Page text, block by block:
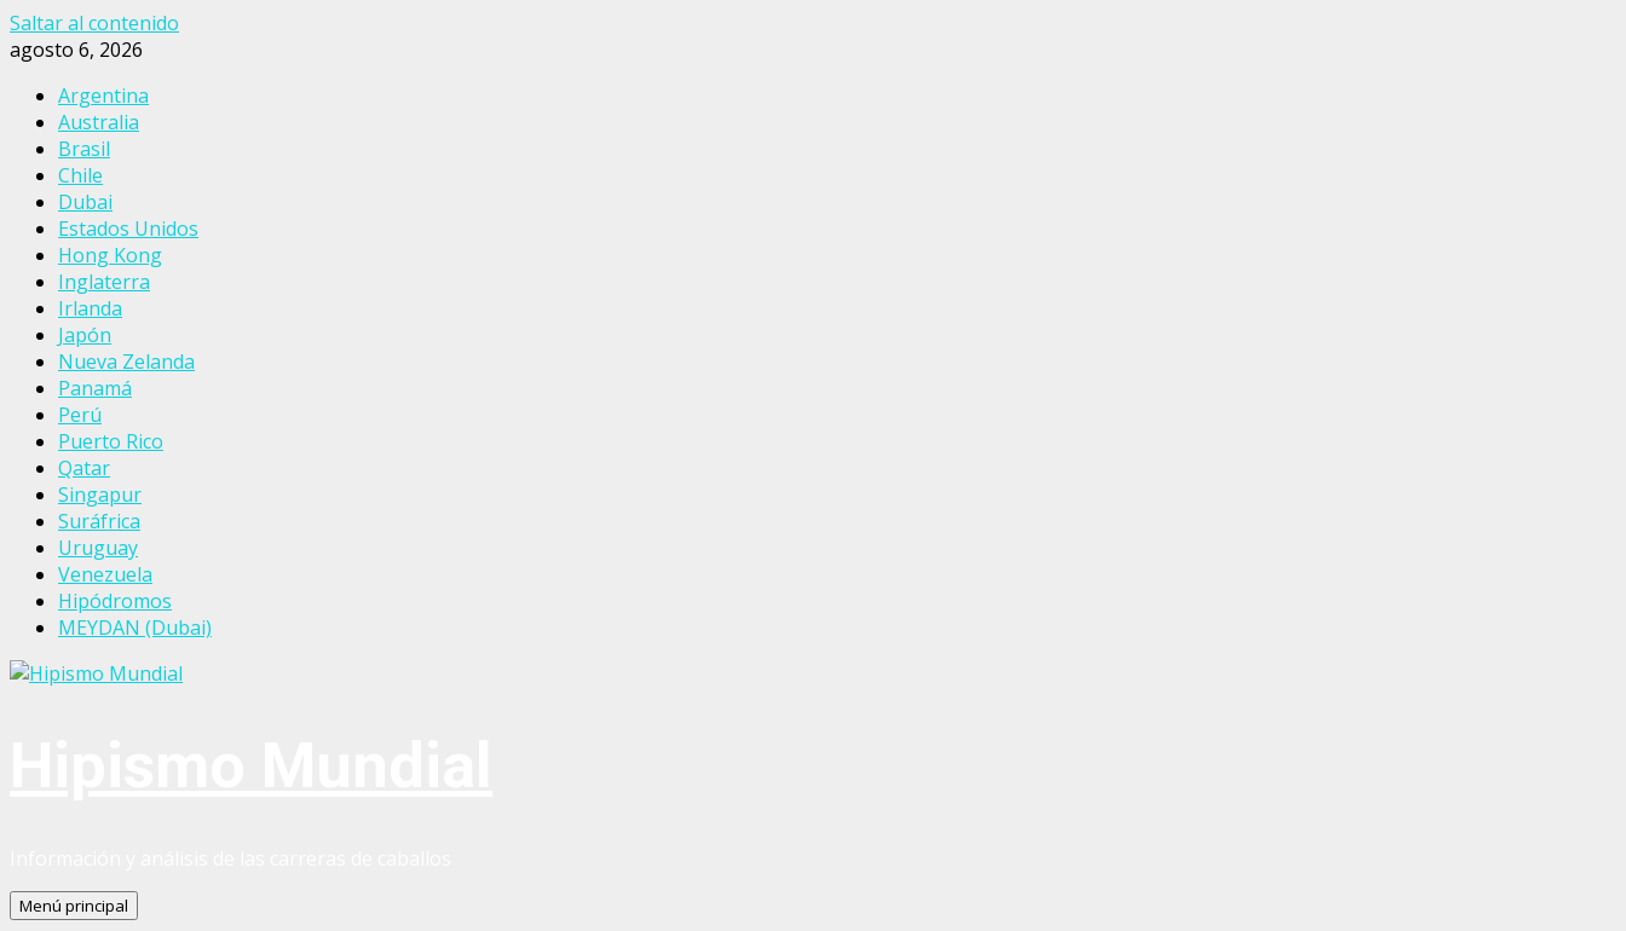
Saltar al contenido
agosto 6, 2026
Argentina
Australia
Brasil
Chile
Dubai
Estados Unidos
Hong Kong
Inglaterra
Irlanda
Japón
Nueva Zelanda
Panamá
Perú
Puerto Rico
Qatar
Singapur
Suráfrica
Uruguay
Venezuela
Hipódromos
MEYDAN (Dubai)
Menú principal